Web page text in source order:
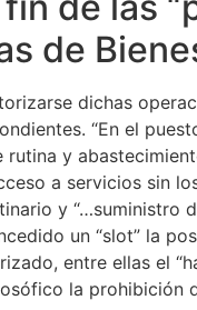
de
dichas
“En el
rutina y
a servicios sin
y “…suministro
un “slot” la
entre ellas el
la prohibición